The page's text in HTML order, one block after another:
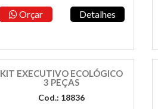
Orçar Detalhes
KIT EXECUTIVO ECOLÓGICO
3 PEÇAS
Cod.: 18836